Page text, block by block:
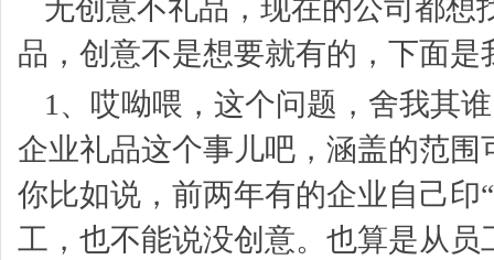
无创意不礼品，现在的公司都想
品 ，创意不是想要就有的，下面
1、哎呦喂，这个问题，舍我其
企业礼品这个事儿吧，涵盖的范围
你比如说，前两年有的企业自己印
工，也不能说没创意。也算是从员